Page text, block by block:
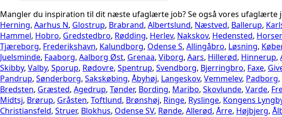
Pædagog
Rengøring
Salg
Sundhed
Transport og logistik
Mangler du inspiration til dit næste ufaglærte job? Se også vores ufaglærte
Herning, Aarhus N, Glostrup, Brabrand, Albertslund, Næstved, Ballerup,
Hammel, Hobro, Gredstedbro, Rødding, Herlev, Nakskov, Hedensted,
Tjæreborg, Frederikshavn, Kalundborg, Odense S, Allingåbro, Løsning,
Juelsminde, Faaborg, Aalborg Øst, Grenaa, Viborg, Aars, Hillerød, Hinnerup,
Skibby, Valby, Sporup, Rødovre, Spentrup, Svendborg, Bjerringbro, Faxe,
Pandrup, Sønderborg, Sakskøbing, Åbyhøj, Langeskov, Vemmelev, Padborg,
Bredsten, Græsted, Agedrup, Tønder, Bording, Maribo, Skovlunde, Varde,
Midtsj, Brørup, Gråsten, Toftlund, Brønshøj, Ringe, Ryslinge, Kongens
Christiansfeld, Struer, Blokhus, Odense SV, Rønde, Allerød, Årre, Højbjerg,